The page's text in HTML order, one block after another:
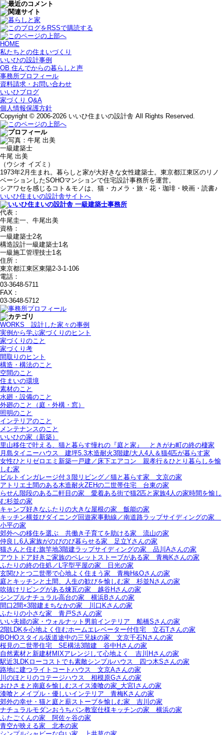
HOME
私たちとの住まいづくり
いいひの設計事例
OB 住んでからの暮らしと声
事務所プロフィール
資料請求・お問い合わせ
いいひブログ
家づくり Q&A
個人情報保護方針
Copyright © 2006-2026 いいひ住まいの設計舎 All Rights Reserved.
一級建築士
牛尾 出美
（ウシオ イズミ）
1973年2月生まれ。暮らしと家が大好きな女性建築士。東京都江東区のリノ
ベーションしたSOHOマンションで住宅設計事務所を運営。
シアワセを感じるコト＆モノは、猫・カメラ・旅・花・珈琲・映画・読書♪
いいひ住まいの設計舎サイトへ
代表：
牛尾圭一、牛尾出美
資格：
一級建築士2名
構造設計一級建築士1名
一級施工管理技士1名
住所：
東京都江東区東陽2-3-1-106
電話：
03-3648-5711
FAX：
03-3648-5712
WORKS＿設計した家々の事例
実例から学ぶ家づくりのヒント
家づくりのこと
家づくり考
間取りのヒント
構造・構法のこと
空間のこと
住まいの環境
素材のこと
水廻・設備のこと
外廻のこと（庭・外構・窓）
照明のこと
インテリアのこと
メンテナンスのこと
いいひの家（新築）
里山移住で叶える、猫と暮らす憧れの『庭と家』＿ときがわ町の終の棲家
月島タイニーハウス＿建坪5.3木造耐火3階建/大人4人＆猫4匹が暮らす家
女性ひとりゼロエミ新築一戸建／床下エアコン＿親孝行＆ひとり暮らしを愉
しむ家
ビルトインガレージ付３階リビング／猫と暮らす家＿文京の家
アトリエ土間のある木造耐火ZEHの二世帯住宅＿台東の家
らせん階段のある二軒目の家＿愛着ある街で猫2匹と家族4人の家時間を愉し
む杉並の家
キャンプ好きなふたりの大きな屋根の家＿飯能の家
キッチン横並びダイニング回遊家事動線／南道路ラップサイディングの家＿
小平の家
郊外への移住を選ぶ＿共働き子育てを助ける家＿流山の家
仲良し6人家族がのびのび暮らせる家＿足立Yさんの家
猫さんと住む旗竿地3階建ラップサイディングの家＿品川Aさんの家
アウトドア好きご家族のペレットストーブがある家＿青梅Kさんの家
ふたりの終の住処／L字型平屋の家＿日光の家
玄関ひとつ二世帯で心地よく住まう家＿青梅H&Oさんの家
庭とキッチンと土間、人生の歓びを愉しむ家＿杉並Nさんの家
吹抜けリビングがある煉瓦の家＿越谷Hさんの家
シンプルナチュラル高台の家＿横浜Bさんの家
間口2間×3階建まちなかの家＿川口Kさんの家
ふたりの小さな家＿青戸Sさんの家
いい夫婦の家・ウォルナット男前インテリア＿船橋Sさんの家
2階LDKを心地よく住むホームエレベーター付住宅＿立石Tさんの家
BOHOスタイル坂道途中の三兄妹の家＿文京千石Nさんの家
桜見の二世帯住宅＿SE構法3階建＿谷中Hさんの家
自然素材と新建材MIXアレンジして心地よく＿吉川Hさんの家
駅近3LDKローコストでも素敵シンプルハウス＿四つ木Sさんの家
路地に建つライトコートハウス＿文京Aさんの家
川のほとりのコテージハウス＿相模原Gさんの家
おひさまと南庭を愉しむスイス漆喰の家_大宮Iさんの家
漆喰とメイプル・優しいインテリア＿青梅Kさんの家
郊外の幸せ・猫と庭と薪ストーブを愉しむ家＿吉川の家
ナチュラルモダンおうちパン教室仕様キッチンの家＿横浜の家
ふたごくんの家＿阿佐ヶ谷の家
青空が映える家＿北本の家